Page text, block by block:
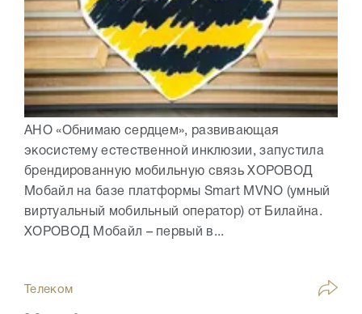
АНО «Обнимаю сердцем», развивающая
экосистему естественной инклюзии, запустила
брендированную мобильную связь ХОРОВОД
Мобайл на базе платформы Smart MVNO (умный
виртуальный мобильный оператор) от Билайна.
ХОРОВОД Мобайл – первый в...
Телеком